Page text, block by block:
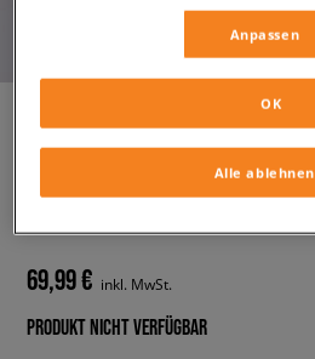
kinder, sneaker
69,99 € inkl. MwSt.
PRODUKT NICHT VERFÜGBAR
Anpassen
Alle ablehnen
OK